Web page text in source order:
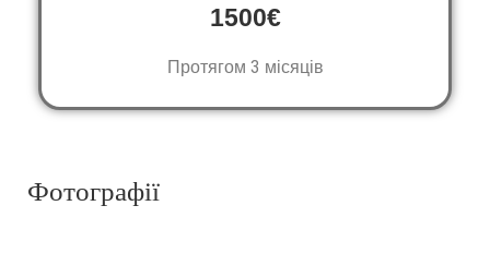
1500€
Протягом 3 місяців
Фотографії